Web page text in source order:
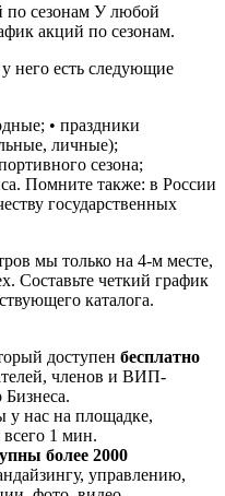
по сезонам У любой
акций по сезонам.
него есть следующие
• праздники
личные);
сезона;
Помните также: в России
государственных
мы только на 4-м месте,
Составьте четкий график
каталога.
доступен бесплатно
членов и ВИП-
у нас на площадке,
всего 1 мин.
более 2000
управлению,